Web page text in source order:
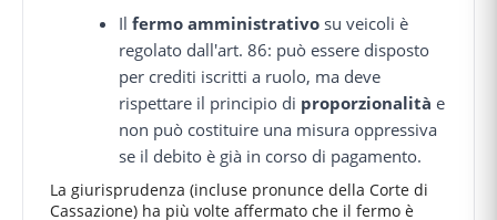
Ilfermo amministrativo su veicoli è
regolato dall'art. 86: può essere disposto
per crediti iscritti a ruolo, ma deve
rispettare il principio di proporzionalità e
non può costituire una misura oppressiva
se il debito è già in corso di pagamento.
La giurisprudenza (incluse pronunce della Corte di
Cassazione) ha più volte affermato che il fermo è